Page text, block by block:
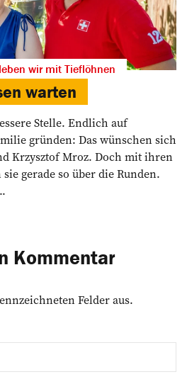
wir mit Tieflöhnen
warten
Stelle. Endlich auf
gründen: Das wünschen sich
Krzysztof Mroz. Doch mit ihren
gerade so über die Runden.
Kommentar
Felder aus.